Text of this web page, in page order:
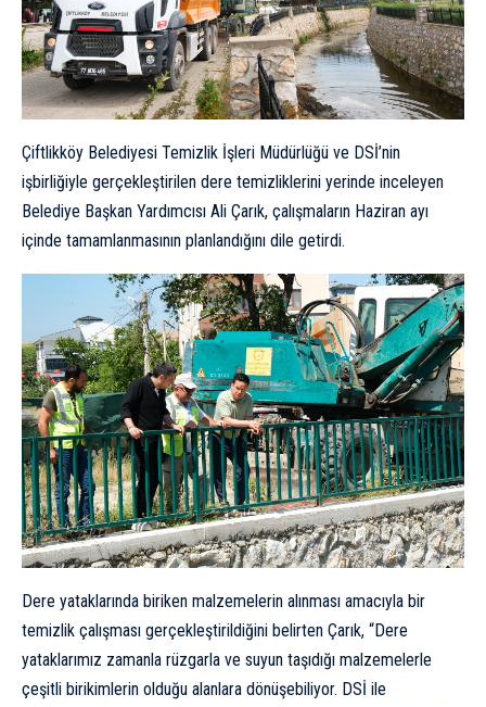
Çiftlikköy Belediyesi Temizlik İşleri Müdürlüğü ve DSİ’nin
işbirliğiyle gerçekleştirilen dere temizliklerini yerinde inceleyen
Belediye Başkan Yardımcısı Ali Çarık, çalışmaların Haziran ayı
içinde tamamlanmasının planlandığını dile getirdi.
Dere yataklarında biriken malzemelerin alınması amacıyla bir
temizlik çalışması gerçekleştirildiğini belirten Çarık, “Dere
yataklarımız zamanla rüzgarla ve suyun taşıdığı malzemelerle
çeşitli birikimlerin olduğu alanlara dönüşebiliyor. DSİ ile